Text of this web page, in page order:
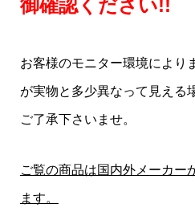
御確認ください!!
お客様のモニター環境により
が実物と多少異なって見える
ご了承下さいませ。
ご覧の商品は国内外メーカー
ます。